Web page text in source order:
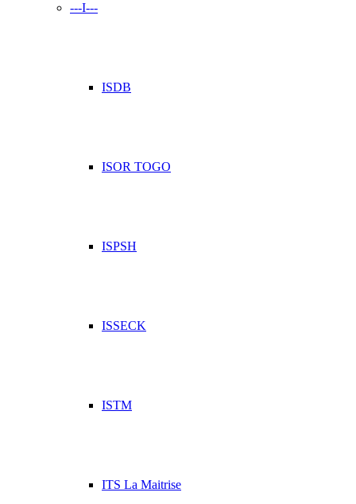
---I---
ISDB
ISOR TOGO
ISPSH
ISSECK
ISTM
ITS La Maitrise